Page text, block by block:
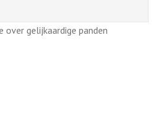
over gelijkaardige panden